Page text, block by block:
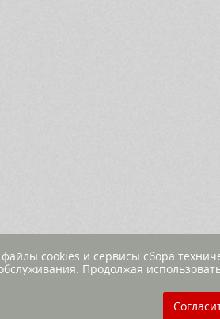
файлы cookies и сервисы сбора
Продолжая